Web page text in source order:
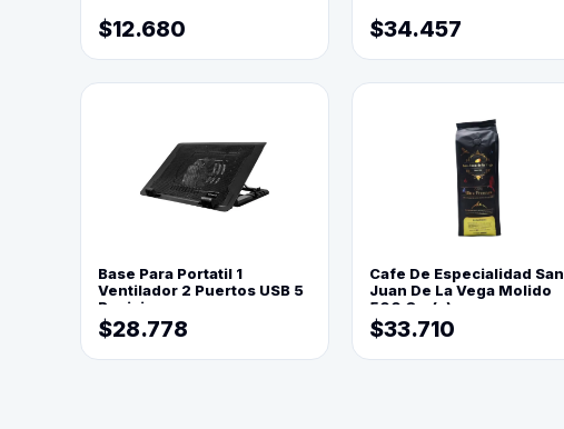
$12.680 $34.457
Base Para Portatil 1
Ventilador 2 Puertos USB 5
Posiciones
$28.778
Cafe De Especialidad San
Juan De La Vega Molido
500 Grs(=)
$33.710